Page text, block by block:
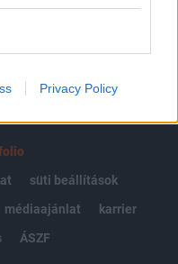
Privacy Policy
süti beállítások
médiaajánlat
karrier
ÁSZF